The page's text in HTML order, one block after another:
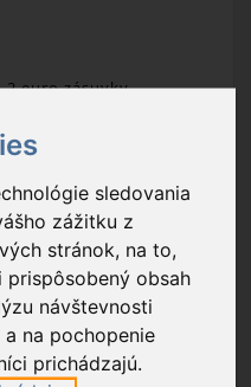
sledovania
zážitku z
stránok, na to,
obsah
návštevnosti
na pochopenie
prichádzajú.
euro zásuvky
2 x 2,5 A